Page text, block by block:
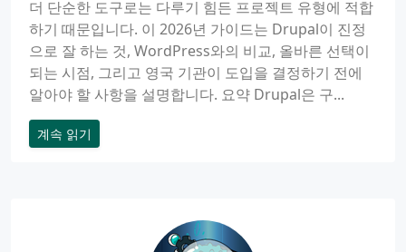
더 단순한 도구로는 다루기 힘든 프로젝트 유형에 적합
하기 때문입니다. 이 2026년 가이드는 Drupal이 진정
으로 잘 하는 것, WordPress와의 비교, 올바른 선택이
되는 시점, 그리고 영국 기관이 도입을 결정하기 전에
알아야 할 사항을 설명합니다. 요약 Drupal은 구...
계속 읽기